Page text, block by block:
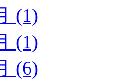
(1)
(1)
(6)